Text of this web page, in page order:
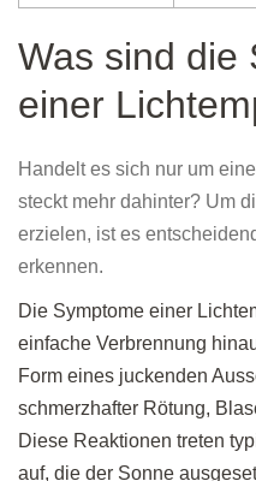
Was sind die
einer
Handelt es sich nur um
steckt mehr dahinter? Um
erzielen, ist es
erkennen.
Die Symptome einer
einfache Verbrennung
Form eines juckenden
schmerzhafter Rötung,
Diese Reaktionen treten
auf, die der Sonne